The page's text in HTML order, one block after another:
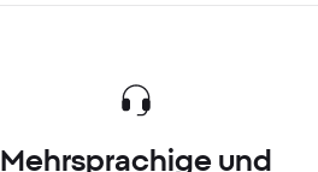
Mehrsprachige und